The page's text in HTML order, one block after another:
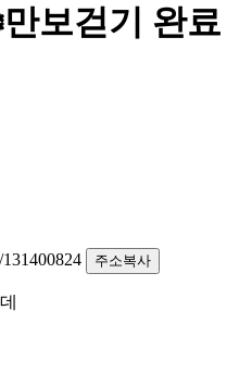
보걷기 완료
주소복사